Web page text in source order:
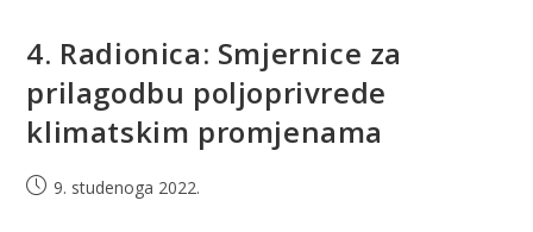
Poljoprivrede
Klimatskim
4. Radionica: Smjernice za
prilagodbu poljoprivrede
klimatskim promjenama
Objava9. studenoga 2022.